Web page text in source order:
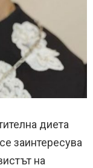
диета
заинтересува
на